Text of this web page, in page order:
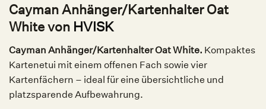
Cayman Anhänger/Kartenhalter Oat
White von HVISK
Cayman Anhänger/Kartenhalter Oat White. Kompaktes
Kartenetui mit einem offenen Fach sowie vier
Kartenfächern – ideal für eine übersichtliche und
platzsparende Aufbewahrung.